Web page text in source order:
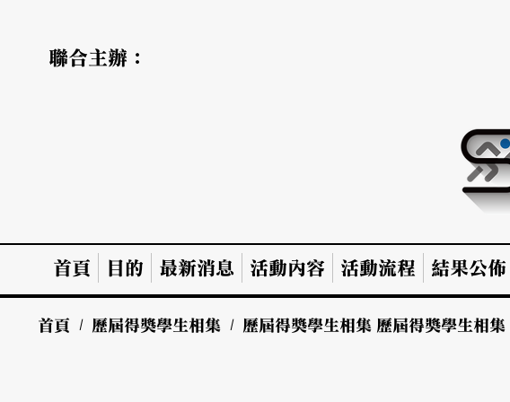
聯合主辦：
首頁 目的 最新消息 活動內容 活動流程 結果公佈
首頁 / 歷屆得獎學生相集 / 歷屆得獎學生相集 歷屆得獎學生相集